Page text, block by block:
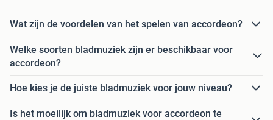
Wat zijn de voordelen van het spelen van accordeon?
Welke soorten bladmuziek zijn er beschikbaar voor
accordeon?
Hoe kies je de juiste bladmuziek voor jouw niveau?
Is het moeilijk om bladmuziek voor accordeon te